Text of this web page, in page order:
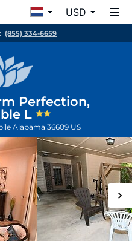
USD
(855) 334-6659
Perfection,
L
Alabama 36609 US